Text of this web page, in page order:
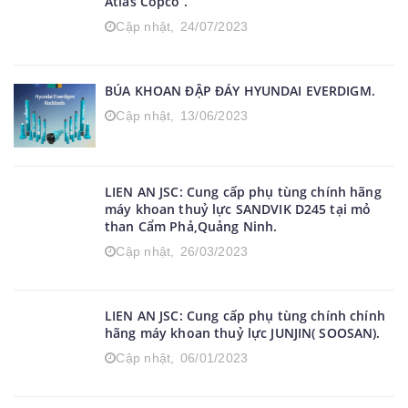
Cập nhật, 24/07/2023
BÚA KHOAN ĐẬP ĐÁY HYUNDAI EVERDIGM.
Cập nhật, 13/06/2023
LIEN AN JSC: Cung cấp phụ tùng chính hãng
máy khoan thuỷ lực SANDVIK D245 tại mỏ
than Cẩm Phả,Quảng Ninh.
Cập nhật, 26/03/2023
LIEN AN JSC: Cung cấp phụ tùng chính chính
hãng máy khoan thuỷ lực JUNJIN( SOOSAN).
Cập nhật, 06/01/2023